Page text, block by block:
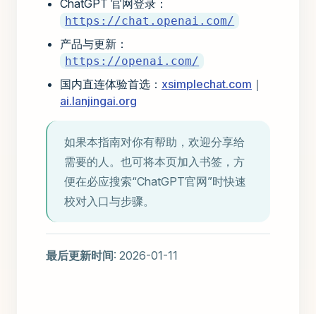
ChatGPT 官网登录：
https://chat.openai.com/
产品与更新：
https://openai.com/
国内直连体验首选： xsimplechat.com ｜
ai.lanjingai.org
如果本指南对你有帮助，欢迎分享给
需要的人。也可将本页加入书签，方
便在必应搜索“ChatGPT官网”时快速
校对入口与步骤。
最后更新时间: 2026-01-11